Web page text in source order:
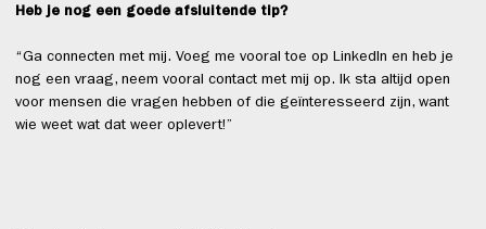
Heb je nog een goede afsluitende tip?
“Ga connecten met mij. Voeg me vooral toe op LinkedIn en heb je
nog een vraag, neem vooral contact met mij op. Ik sta altijd open
voor mensen die vragen hebben of die geïnteresseerd zijn, want
wie weet wat dat weer oplevert!”